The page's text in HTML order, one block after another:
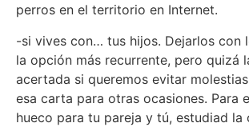
perros en el territorio en Internet.
-si vives con… tus hijos. Dejarlos con
la opción más recurrente, pero quizá
acertada si queremos evitar
esa carta para otras ocasiones. Para
hueco para tu pareja y tú, estudiad